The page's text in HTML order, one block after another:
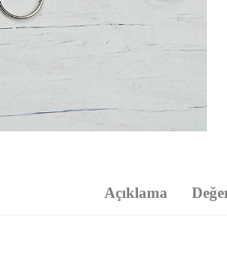
Açıklama